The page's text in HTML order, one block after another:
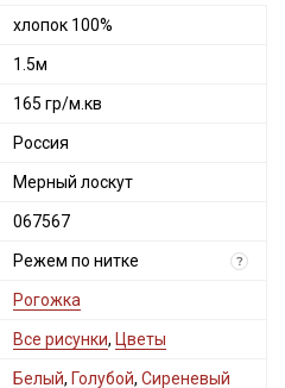
хлопок 100%
1.5м
165 гр/м.кв
Россия
Мерный лоскут
067567
Режем по нитке ?
Рогожка
Все рисунки, Цветы
Белый, Голубой, Сиреневый